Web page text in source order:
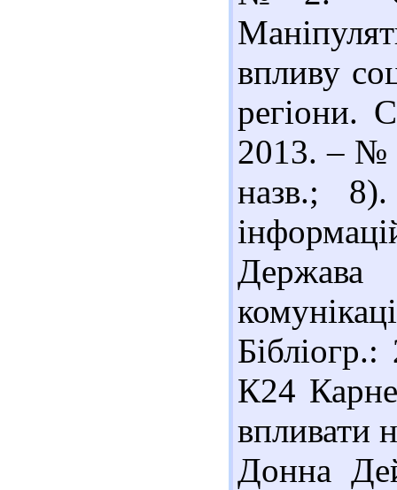
впливу
регіони.
2013. – №
назв.;
К24
впливати
Донна